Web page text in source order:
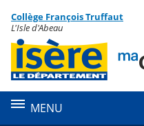
Menu de la rubrique
Contenu
Collège François Truffaut
L'Isle d'Abeau
MENU